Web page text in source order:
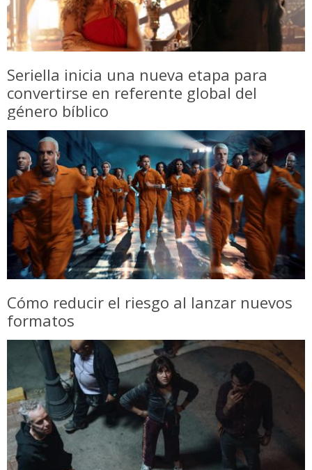
Seriella inicia una nueva etapa para
convertirse en referente global del
género bíblico
Cómo reducir el riesgo al lanzar nuevos
formatos